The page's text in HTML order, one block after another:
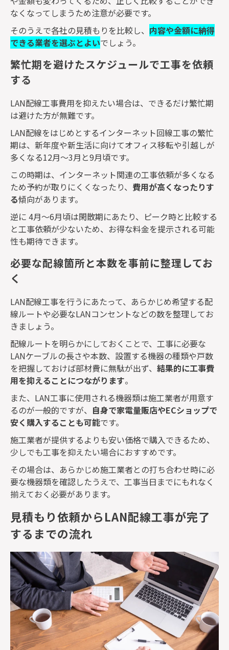
なくなってしまうため注意が必要です。
そのうえで各社の見積もりを比較し、 内容や金額に納得
できる業者を選ぶとよいでしょう。
繁忙期を避けたスケジュールで工事を依頼
する
LAN配線工事費用を抑えたい場合は、できるだけ繁忙期
は避けた方が無難です。
LAN配線をはじめとするインターネット回線工事の繁忙
期は、新年度や新生活に向けてオフィス移転や引越しが
多くなる12月～3月と9月頃です。
この時期は、インターネット関連の工事依頼が多くなる
ため予約が取りにくくなったり、 費用が高くなったりす
る傾向があります。
逆に 4月～6月頃は閑散期にあたり、ピーク時と比較する
と工事依頼が少ないため、お得な料金を提示される可能
性も期待できます。
必要な配線箇所と本数を事前に整理してお
く
LAN配線工事を行うにあたって、あらかじめ希望する配
線ルートや必要なLANコンセントなどの数を整理してお
きましょう。
配線ルートを明らかにしておくことで、工事に必要な
LANケーブルの長さや本数、設置する機器の種類や戸数
を把握しておけば部材費に無駄が出ず、 結果的に工事費
用を抑えることにつながります。
また、 LAN工事に使用される機器類は施工業者が用意す
るのが一般的ですが、 自身で家電量販店やECショップで
安く購入することも可能です。
施工業者が提供するよりも安い価格で購入できるため、
少しでも工事を抑えたい場合におすすめです。
その場合は、あらかじめ施工業者との打ち合わせ時に必
要な機器類を確認したうえで、工事当日までにもれなく
揃えておく必要があります。
見積もり依頼からLAN配線工事が完了
するまでの流れ